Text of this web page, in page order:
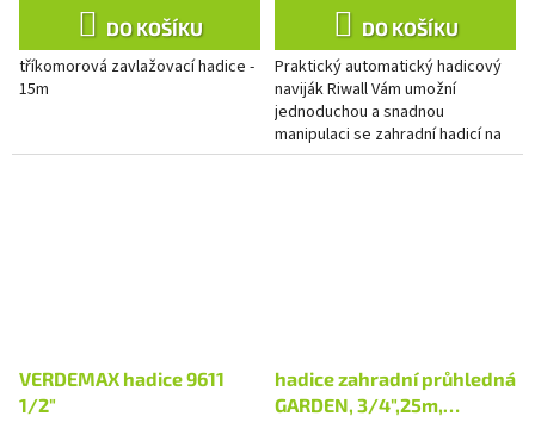
DO KOŠÍKU
tříkomorová zavlažovací hadice -
15m
DO KOŠÍKU
Praktický automatický hadicový
naviják Riwall Vám umožní
jednoduchou a snadnou
manipulaci se zahradní hadicí na
zahradě, okolo domu nebo dílny
VERDEMAX hadice 9611
1/2"
hadice zahradní průhledná
GARDEN, 3/4",25m,